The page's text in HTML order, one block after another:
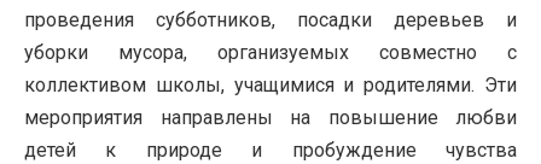
проведения субботников, посадки деревьев и
уборки мусора, организуемых совместно с
коллективом школы, учащимися и родителями. Эти
мероприятия направлены на повышение любви
детей к природе и пробуждение чувства